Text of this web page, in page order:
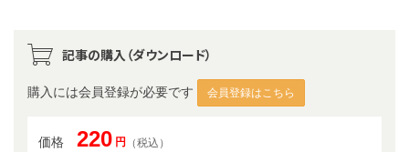
記事の購入（ダウンロード）
購入には会員登録が必要です 会員登録はこちら
価格 220 円 （税込）